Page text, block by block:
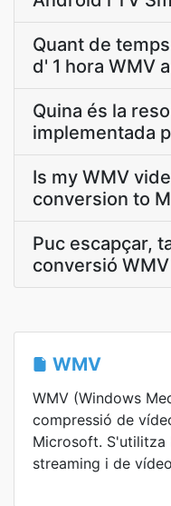
Quant de
d' 1 hora WMV
Quina és la
implementada
Is my WMV
conversion to
Puc escapçar,
conversió WMV
WMV
WMV (Windows
compressió de
Microsoft. S'utilitza
streaming i de